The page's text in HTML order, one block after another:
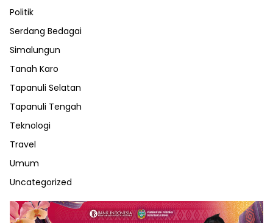
Politik
Serdang Bedagai
Simalungun
Tanah Karo
Tapanuli Selatan
Tapanuli Tengah
Teknologi
Travel
Umum
Uncategorized